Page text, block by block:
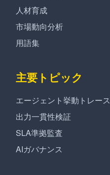
人材育成
市場動向分析
用語集
主要トピック
エージェント挙動トレース
出力一貫性検証
SLA準拠監査
AIガバナンス